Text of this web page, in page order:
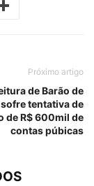
Próximo artigo
de Barão de
tentativa de
de R$ 600mil de
contas púbicas